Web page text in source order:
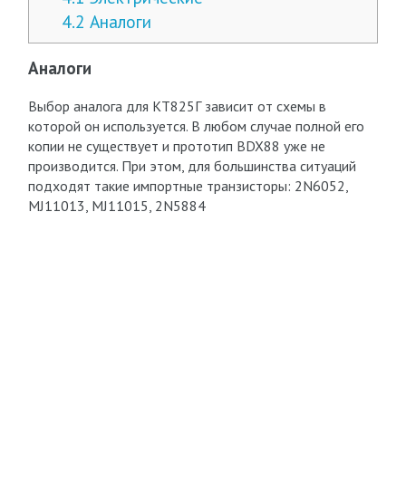
4.2 Аналоги
Аналоги
Выбор аналога для КТ825Г зависит от схемы в
которой он используется. В любом случае полной его
копии не существует и прототип BDX88 уже не
производится. При этом, для большинства ситуаций
подходят такие импортные транзисторы: 2N6052,
MJ11013, MJ11015, 2N5884